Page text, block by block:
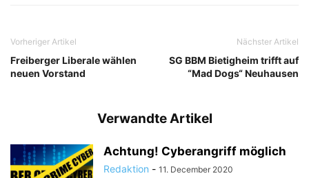
Vorheriger Artikel
Freiberger Liberale wählen
neuen Vorstand
Nächster Artikel
SG BBM Bietigheim trifft auf
“Mad Dogs“ Neuhausen
Verwandte Artikel
Achtung! Cyberangriff möglich
Redaktion - 11. December 2020